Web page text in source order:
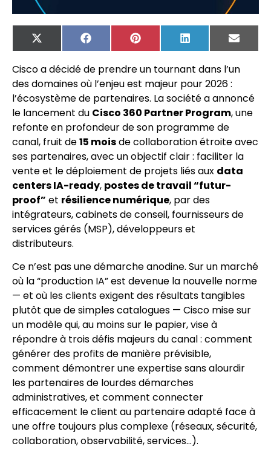
X
(Twitter)
FacebookPinterest LinkedIn
Email
Cisco a décidé de prendre un tournant dans l’un
des domaines où l’enjeu est majeur pour 2026 :
l’écosystème de partenaires. La société a annoncé
le lancement du Cisco 360 Partner Program, une
refonte en profondeur de son programme de
canal, fruit de15 moisde collaboration étroite avec
ses partenaires, avec un objectif clair : faciliter la
vente et le déploiement de projets liés aux data
centers IA-ready, postes de travail “futur-
proof” et résilience numérique, par des
intégrateurs, cabinets de conseil, fournisseurs de
services gérés (MSP), développeurs et
distributeurs.
Ce n’est pas une démarche anodine. Sur un marché
où la “production IA” est devenue la nouvelle norme
— et où les clients exigent des résultats tangibles
plutôt que de simples catalogues — Cisco mise sur
un modèle qui, au moins sur le papier, vise à
répondre à trois défis majeurs du canal : comment
générer des profits de manière prévisible,
comment démontrer une expertise sans alourdir
les partenaires de lourdes démarches
administratives, et comment connecter
efficacement le client au partenaire adapté face à
une offre toujours plus complexe (réseaux, sécurité,
collaboration, observabilité, services…).